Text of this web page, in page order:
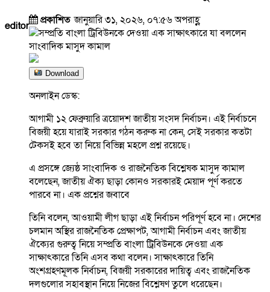
editor প্রকাশিতজানুয়ারি ৩১, ২০২৬, ০৭:৫৬ অপরাহ্ণ
Download
অনলাইন ডেস্ক:
আগামী ১২ ফেব্রুয়ারি ত্রয়োদশ জাতীয় সংসদ নির্বাচন। এই নির্বাচনে
বিজয়ী হয়ে যারাই সরকার গঠন করুক না কেন, সেই সরকার কতটা
টেকসই হবে তা নিয়ে বিভিন্ন মহলে প্রশ্ন রয়েছে।
এ প্রসঙ্গে জ্যেষ্ঠ সাংবাদিক ও রাজনৈতিক বিশ্লেষক মাসুদ কামাল
বলেছেন, জাতীয় ঐক্য ছাড়া কোনও সরকারই মেয়াদ পূর্ণ করতে
পারবে না। এক প্রশ্নের জবাবে
তিনি বলেন, আওয়ামী লীগ ছাড়া এই নির্বাচন পরিপূর্ণ হবে না। দেশের
চলমান অস্থির রাজনৈতিক প্রেক্ষাপট, আগামী নির্বাচন এবং জাতীয়
ঐক্যের গুরুত্ব নিয়ে সম্প্রতি বাংলা ট্রিবিউনকে দেওয়া এক
সাক্ষাৎকারে তিনি এসব কথা বলেন। সাক্ষাৎকারে তিনি
অংশগ্রহণমূলক নির্বাচন, বিজয়ী সরকারের দায়িত্ব এবং রাজনৈতিক
দলগুলোর সহাবস্থান নিয়ে নিজের বিশ্লেষণ তুলে ধরেছেন।